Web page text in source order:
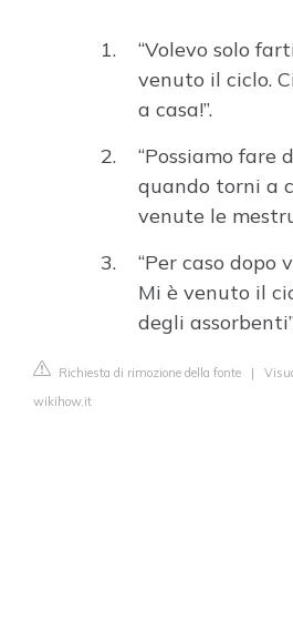
“Volevo solo
venuto il ciclo.
a casa!”.
“Possiamo fare
quando torni a
venute le
“Per caso dopo
Mi è venuto il
degli
Richiesta di rimozione della fonte |
wikihow.it